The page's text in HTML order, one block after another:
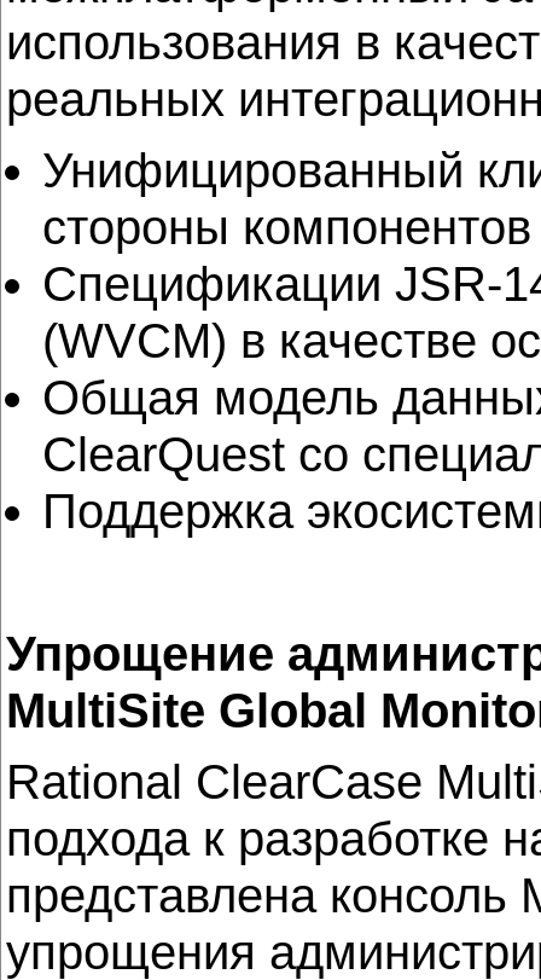
использования в
реальных
Унифицированный
стороны
Спецификации JSR-
(WVCM) в качестве
Общая модель
ClearQuest со
Поддержка
Упрощение
MultiSite Global
Rational ClearCase
подхода к разработке
представлена
упрощения